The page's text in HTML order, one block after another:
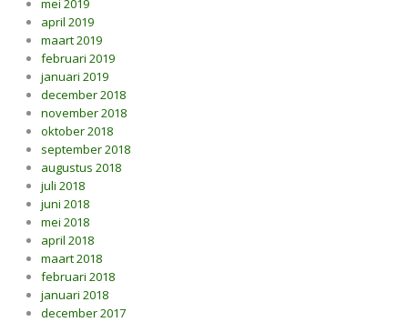
mei 2019
april 2019
maart 2019
februari 2019
januari 2019
december 2018
november 2018
oktober 2018
september 2018
augustus 2018
juli 2018
juni 2018
mei 2018
april 2018
maart 2018
februari 2018
januari 2018
december 2017